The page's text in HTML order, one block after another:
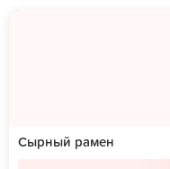
Сырный рамен